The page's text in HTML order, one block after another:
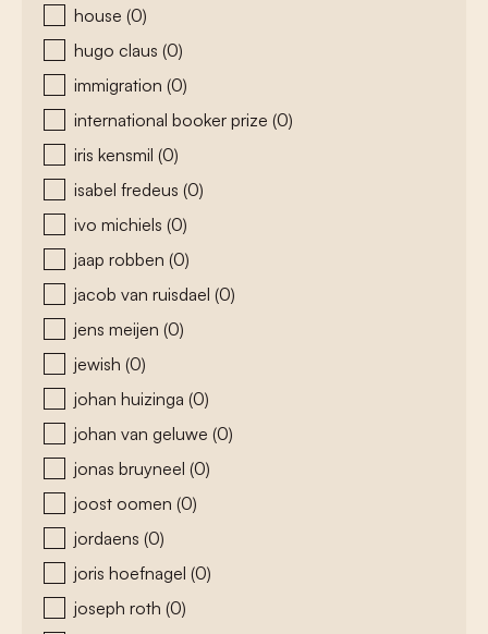
house (0)
hugo claus (0)
immigration (0)
international booker prize (0)
iris kensmil (0)
isabel fredeus (0)
ivo michiels (0)
jaap robben (0)
jacob van ruisdael (0)
jens meijen (0)
jewish (0)
johan huizinga (0)
johan van geluwe (0)
jonas bruyneel (0)
joost oomen (0)
jordaens (0)
joris hoefnagel (0)
joseph roth (0)